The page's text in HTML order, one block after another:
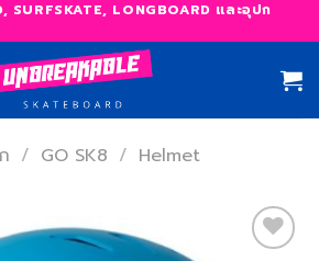
SURFSKATE, LONGBOARD และอุปก
/ GO SK8 / Helmet